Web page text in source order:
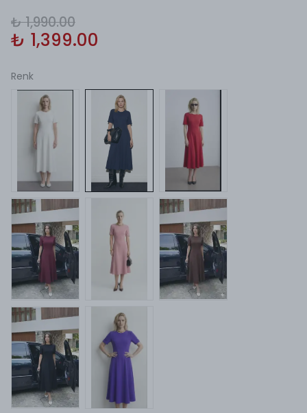
₺ 1,990.00
₺ 1,399.00
Renk